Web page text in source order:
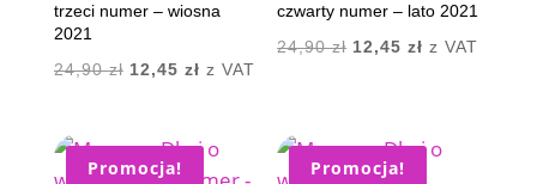
trzeci numer – wiosna
2021
24,90zł Pierwotna
24,90 zł.
12,45 złAktualna
12,45 zł.
z VAT
czwarty numer – lato 2021
24,90zł Pierwotna
24,90 zł.
12,45zł Aktualna
12,45 zł.
z VAT
Promocja! Promocja!